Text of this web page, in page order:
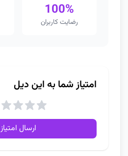
100%
رضایت کاربران
امتیاز شما به این دیل
ارسال امتیاز